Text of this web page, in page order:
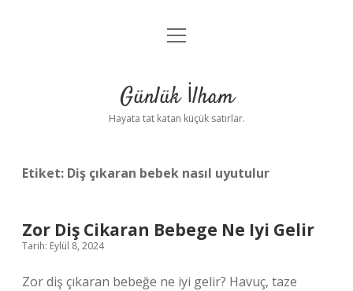
Anasayfa
Yasal Uyarı
menüyü
Günlük İlham
Hayata tat katan küçük satırlar.
Etiket: Diş çıkaran bebek nasıl uyutulur
Zor Diş Cikaran Bebege Ne Iyi Gelir
Tarih: Eylül 8, 2024
Zor diş çıkaran bebeğe ne iyi gelir? Havuç, taze